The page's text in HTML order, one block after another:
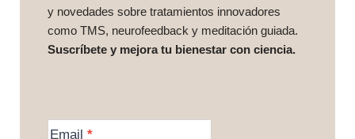
y novedades sobre tratamientos innovadores
como TMS, neurofeedback y meditación guiada.
Suscríbete y mejora tu bienestar con ciencia.
Information
Email *